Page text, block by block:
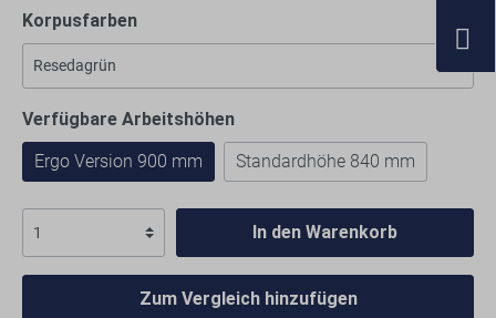
Korpusfarben
Verfügbare Arbeitshöhen
Ergo Version 900 mm
Standardhöhe 840 mm
In den Warenkorb
Zum Vergleich hinzufügen